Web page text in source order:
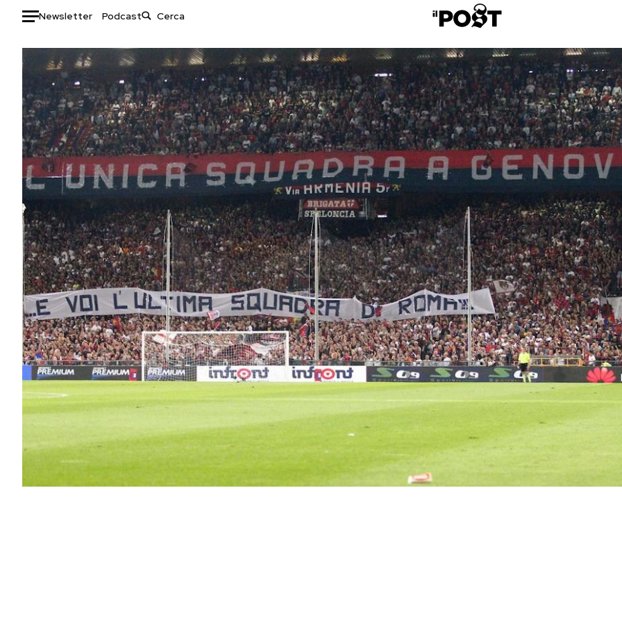
Newsletter Podcast
Auto
HOME
Italia
Mondo
Politica
Tecnologia
Internet
Cultura
Economia
Sport
Moda
Libri
Consumismi
Storie/Idee
Ok Boomer!
Media
Europa
Altrecose
Mondiali calcio 2026
PODCAST
NEWSLETTER
I MIEI PREFERITI
SHOP